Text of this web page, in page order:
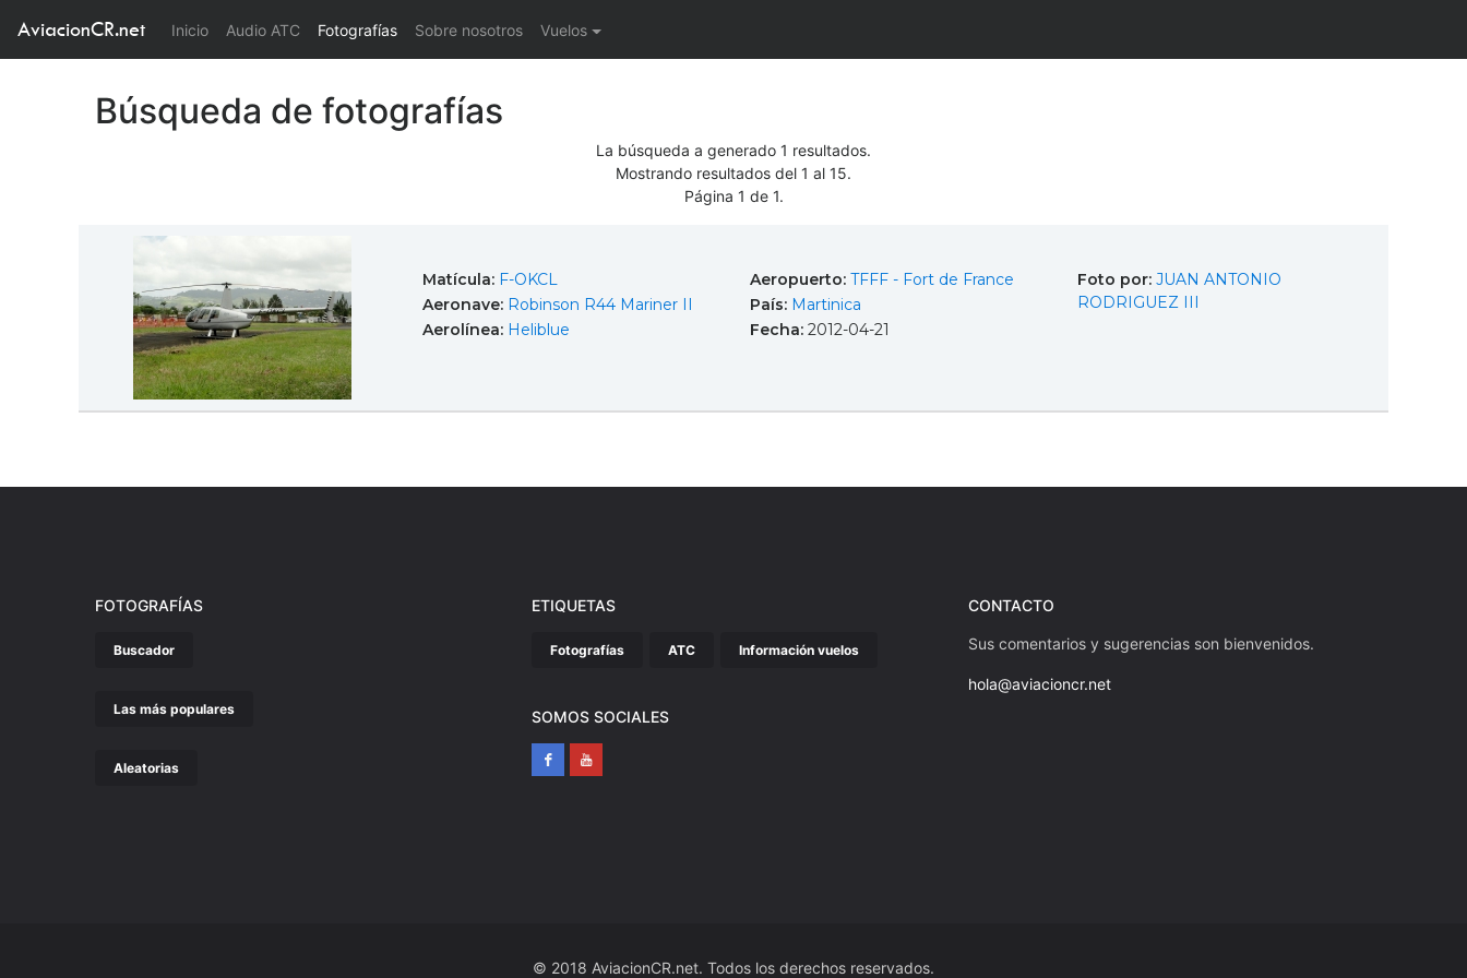
AviacionCR.net Inicio(current)
Audio ATC Fotografías Sobre nosotros Vuelos
Búsqueda de fotografías
La búsqueda a generado 1 resultados.
Mostrando resultados del 1 al 15.
Página 1 de 1.
Matícula: F-OKCL
Aeronave: Robinson R44 Mariner II
Aerolínea: Heliblue
Aeropuerto: TFFF - Fort de France
País: Martinica
Fecha: 2012-04-21
Foto por: JUAN ANTONIO
RODRIGUEZ III
FOTOGRAFÍAS
Buscador
Las más populares
Aleatorias
ETIQUETAS
Fotografías ATC Información vuelos
SOMOS SOCIALES
CONTACTO
Sus comentarios y sugerencias son bienvenidos.
hola@aviacioncr.net
© 2018 AviacionCR.net. Todos los derechos reservados.